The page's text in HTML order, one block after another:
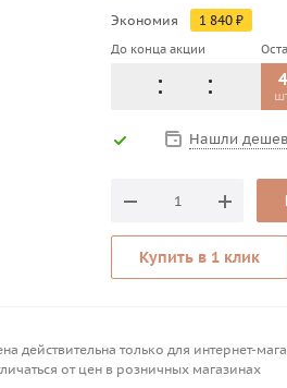
Экономия 1 840 ₽
До конца акции
4
Нашли
Купить в 1 клик
действительна только для интернет-
от цен в розничных магазинах